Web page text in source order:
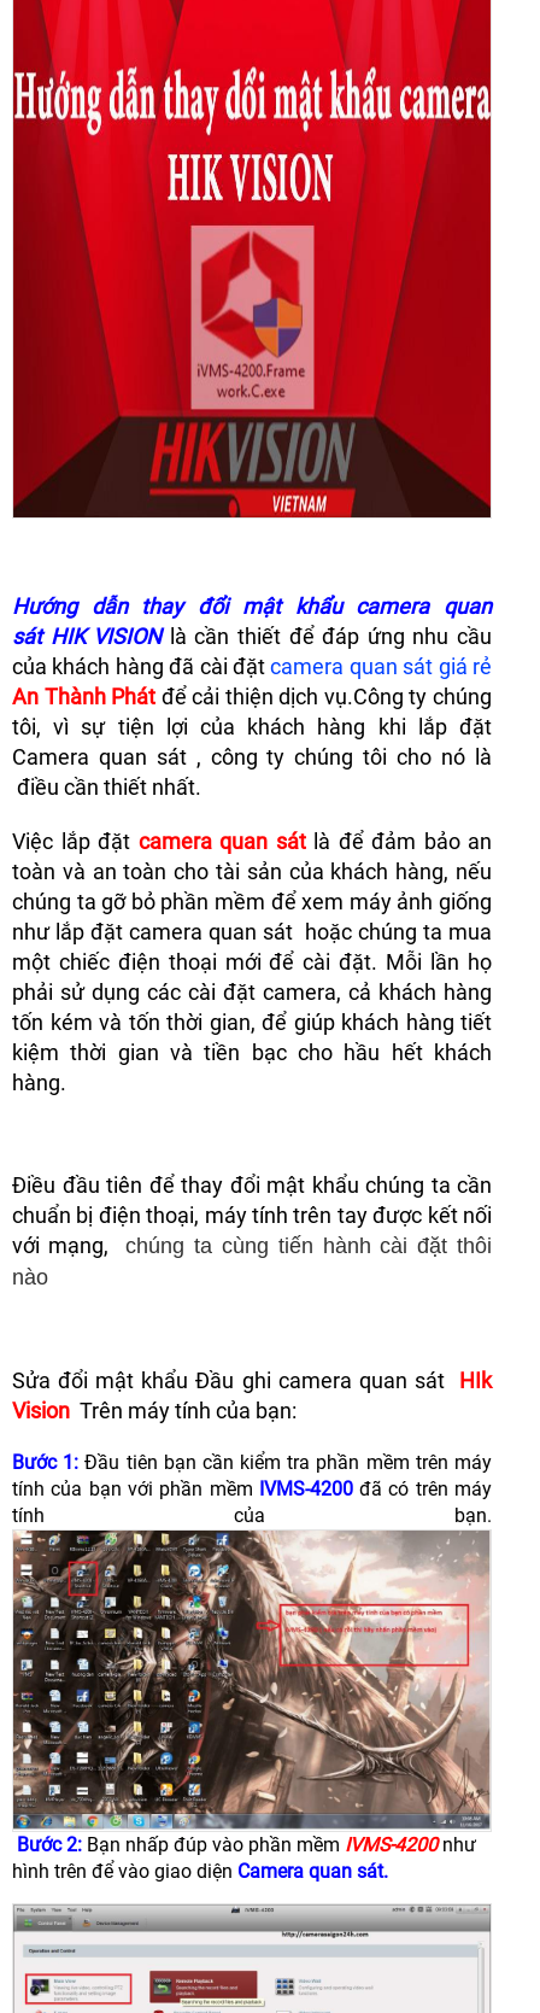
Hướng dẫn thay đổi mật khẩu camera quan
sát HIK VISION là cần thiết để đáp ứng nhu cầu
của khách hàng đã cài đặtcamera quan sát giá rẻ
An Thành Phát để cải thiện dịch vụ.Công ty chúng
tôi, vì sự tiện lợi của khách hàng khi lắp đặt
Camera quan sát , công ty chúng tôi cho nó là
điều cần thiết nhất.
Việc lắp đặt camera quan sátlà để đảm bảo an
toàn và an toàn cho tài sản của khách hàng, nếu
chúng ta gỡ bỏ phần mềm để xem máy ảnh giống
như lắp đặt camera quan sát hoặc chúng ta mua
một chiếc điện thoại mới để cài đặt. Mỗi lần họ
phải sử dụng các cài đặt camera, cả khách hàng
tốn kém và tốn thời gian, để giúp khách hàng tiết
kiệm thời gian và tiền bạc cho hầu hết khách
hàng.
Điều đầu tiên để thay đổi mật khẩu chúng ta cần
chuẩn bị điện thoại, máy tính trên tay được kết nối
với mạng,
chúng ta cùng tiến hành cài đặt thôi
nào
Sửa đổi mật khẩu Đầu ghi camera quan sát
HIk
Vision Trên máy tính của bạn:
Bước 1:Đầu tiên bạn cần kiểm tra phần mềm trên máy
tính của bạn với phần mềm IVMS-4200 đã có trên máy
tính của bạn.
Bước 2: Bạn nhấp đúp vào phần mềm IVMS-4200như
hình trên để vào giao diện Camera quan sát.